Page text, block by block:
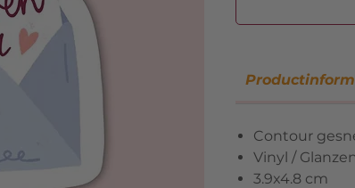
Contour
Vinyl /
3.9x4.8 cm